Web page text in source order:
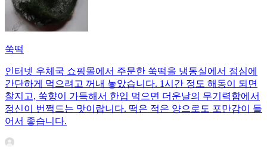
쑥떡
인터넷 우체국 쇼핑몰에서 주문한 쑥떡을 냉동실에서 점심에
간단하게 먹으려고 꺼내 놓았습니다. 1시간 정도 해동이 되면
찰지고, 쑥향이 가득해서 한입 먹으면 더운날의 무기력함에서
정신이 번쩍드는 맛이랍니다. 떡은 적은 양으로도 포만감이 들
어서 좋습니다.